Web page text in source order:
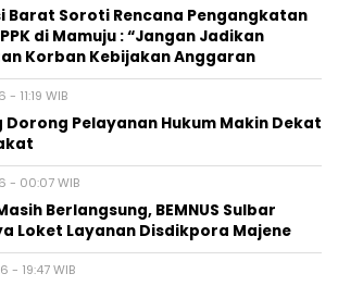
Barat Soroti Rencana Pengangkatan
di Mamuju : “Jangan Jadikan
Korban Kebijakan Anggaran
11:19 WIB
Dorong Pelayanan Hukum Makin Dekat
- 00:07 WIB
Berlangsung, BEMNUS Sulbar
Loket Layanan Disdikpora Majene
- 19:47 WIB